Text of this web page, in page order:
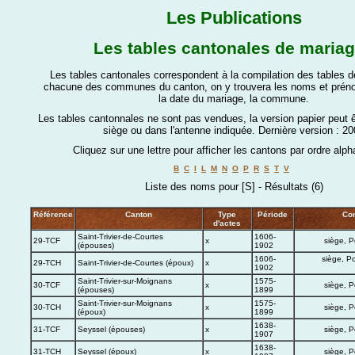
Les Publications
Les tables cantonales de
Les tables cantonales correspondent à la compilation des tables
chacune des communes du canton, on y trouvera les noms et
la date du mariage, la commune.
Les tables cantonnales ne sont pas vendues, la version papier peut
siège ou dans l'antenne indiquée. Dernière version :
Cliquez sur une lettre pour afficher les cantons par ordre
B C I L M N O P R S T V
Liste des noms pour [S] - Résultats (6)
Référence Canton
Type
d'actes
Période
29-TCF
Saint-Trivier-de-Courtes
(épouses)
x
1606-
1902
siège,
29-TCH Saint-Trivier-de-Courtes (époux) x
1606-
1902
siège,
30-TCF
Saint-Trivier-sur-Moignans
(épouses)
x
1575-
1899
siège,
30-TCH
Saint-Trivier-sur-Moignans
(époux)
x
1575-
1899
siège,
31-TCF Seyssel (épouses) x
1638-
1907
siège,
31-TCH Seyssel (époux) x
1638-
siège,